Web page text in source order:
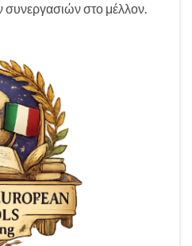
στο μέλλον.